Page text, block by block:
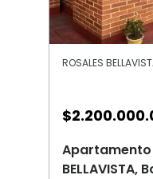
ROSALES
$
Apartamento
BELLAVISTA,